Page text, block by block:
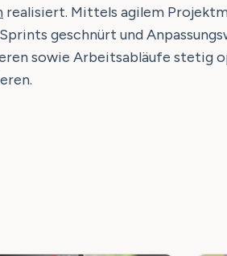
realisiert. Mittels agilem
geschnürt und
sowie Arbeitsabläufe stetig